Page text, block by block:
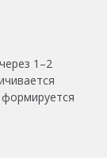
1–2